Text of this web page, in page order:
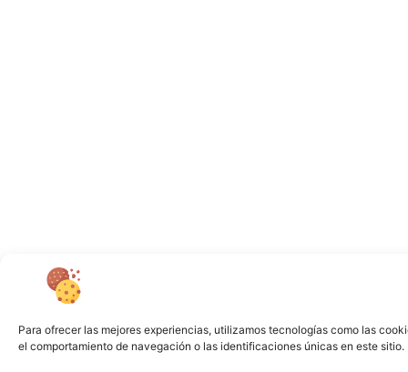
Para ofrecer las mejores experiencias, utilizamos tecnologías como las
el comportamiento de navegación o las identificaciones únicas en este